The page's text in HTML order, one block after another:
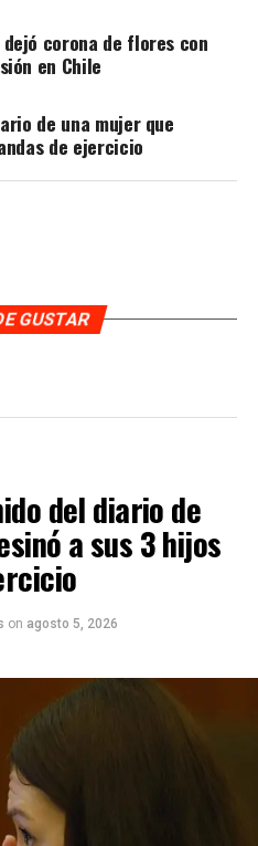
corona de flores con
en Chile
de una mujer que
de ejercicio
GUSTAR
del diario de
a sus 3 hijos
on agosto 5, 2026